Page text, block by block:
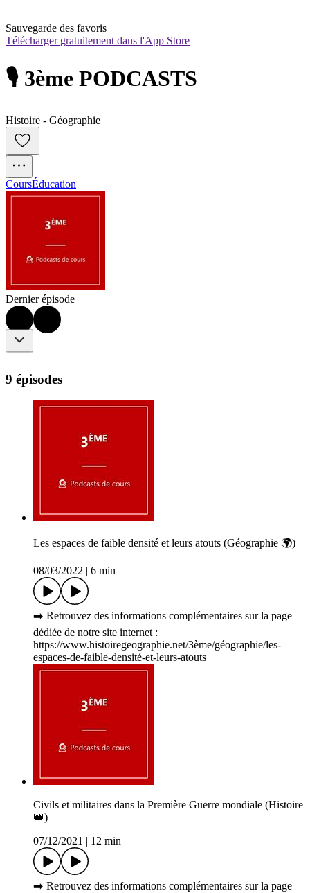
Sauvegarde des favoris
Télécharger gratuitement dans l'App Store
🎙️ 3ème PODCASTS
Histoire - Géographie
CoursÉducation
Dernier épisode
9 épisodes
Les espaces de faible densité et leurs atouts (Géographie 🌍)
08/03/2022 6 min
➡️ Retrouvez des informations complémentaires sur la page
dédiée de notre site internet :
https://www.histoiregeographie.net/3ème/géographie/les-
espaces-de-faible-densité-et-leurs-atouts
Civils et militaires dans la Première Guerre mondiale (Histoire
👑)
07/12/2021
12 min
➡️ Retrouvez des informations complémentaires sur la page